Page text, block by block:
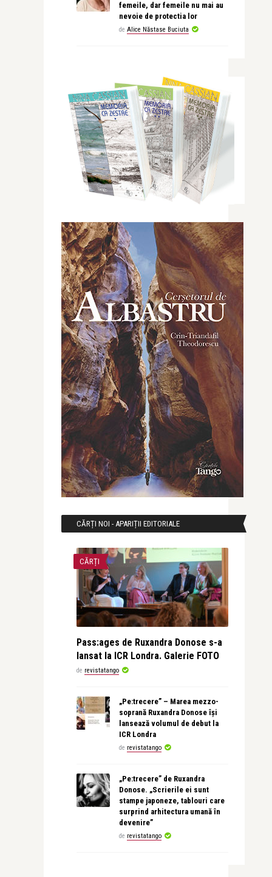
femeile, dar femeile nu mai au
nevoie de protectia lor
de Alice Năstase Buciuta
CĂRȚI NOI - APARIȚII EDITORIALE
CĂRȚI
Pass:ages de Ruxandra Donose s-a
lansat la ICR Londra. Galerie FOTO
de revistatango
„Pe:trecere” – Marea mezzo-
soprană Ruxandra Donose își
lansează volumul de debut la
ICR Londra
de revistatango
„Pe:trecere” de Ruxandra
Donose. „Scrierile ei sunt
stampe japoneze, tablouri care
surprind arhitectura umană în
devenire”
de revistatango